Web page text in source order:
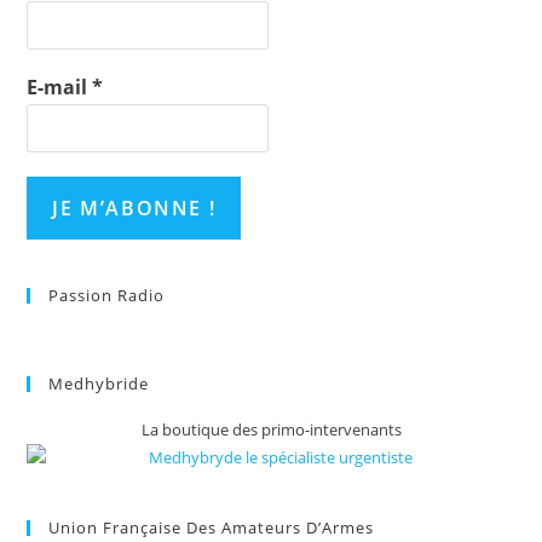
E-mail*
Passion Radio
Medhybride
La boutique des primo-intervenants
Union Française Des Amateurs D’Armes